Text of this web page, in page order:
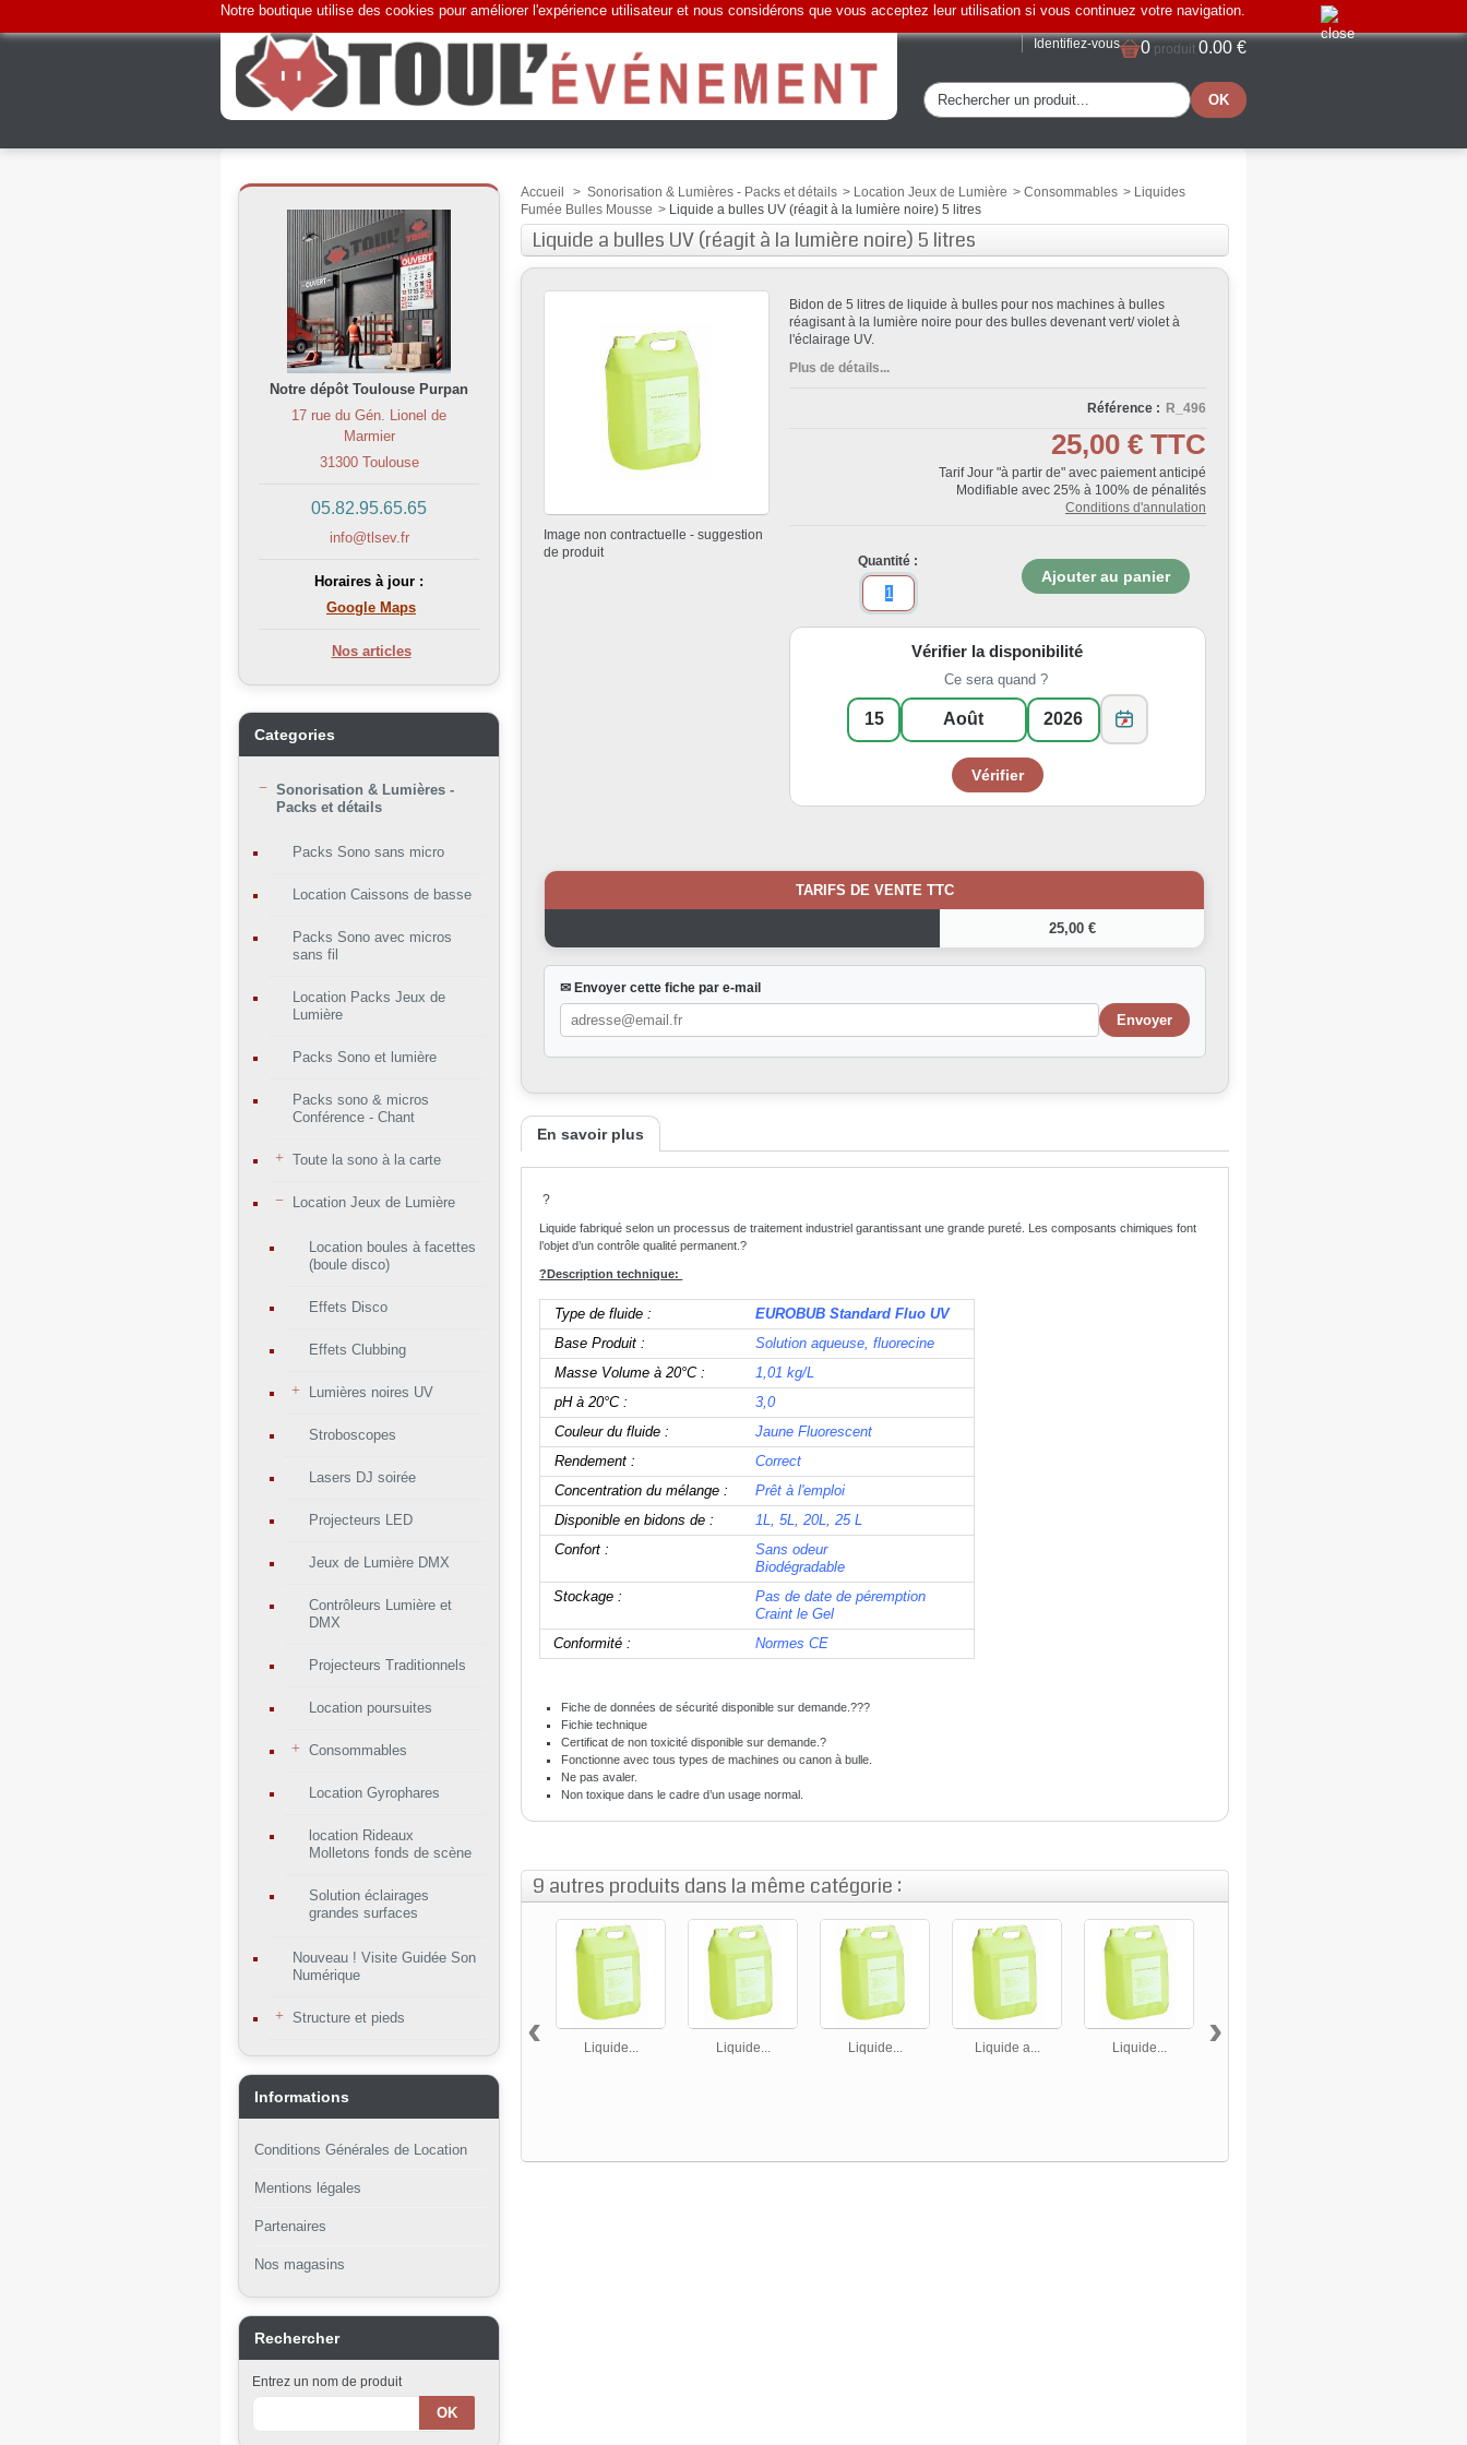
Identifiez-vous 0 produit 0.00 €
Notre boutique utilise des cookies pour améliorer l'expérience utilisateur et nous considérons que vous acceptez leur utilisation si vous continuez votre navigation.
Notre dépôt Toulouse Purpan
17 rue du Gén. Lionel de
Marmier
31300 Toulouse
05.82.95.65.65
info@tlsev.fr
Horaires à jour :
Google Maps
Nos articles
Categories
Sonorisation & Lumières -
Packs et détails
Packs Sono sans micro
Location Caissons de basse
Packs Sono avec micros
sans fil
Location Packs Jeux de
Lumière
Packs Sono et lumière
Packs sono & micros
Conférence - Chant
Toute la sono à la carte
Location Jeux de Lumière
Location boules à facettes
(boule disco)
Effets Disco
Effets Clubbing
Lumières noires UV
Stroboscopes
Lasers DJ soirée
Projecteurs LED
Jeux de Lumière DMX
Contrôleurs Lumière et
DMX
Projecteurs Traditionnels
Location poursuites
Consommables
Location Gyrophares
location Rideaux
Molletons fonds de scène
Solution éclairages
grandes surfaces
Nouveau ! Visite Guidée Son
Numérique
Structure et pieds
Informations
Conditions Générales de Location
Mentions légales
Partenaires
Nos magasins
Rechercher
Entrez un nom de produit
Accueil > Sonorisation & Lumières - Packs et détails > Location Jeux de Lumière > Consommables > Liquides
Fumée Bulles Mousse > Liquide a bulles UV (réagit à la lumière noire) 5 litres
Liquide a bulles UV (réagit à la lumière noire) 5 litres
Image non contractuelle - suggestion
de produit
Bidon de 5 litres de liquide à bulles pour nos machines à bulles
réagisant à la lumière noire pour des bulles devenant vert/ violet à
l'éclairage UV.
Plus de détails...
Référence : R_496
25,00 € TTC
Tarif Jour "à partir de" avec paiement anticipé
Modifiable avec 25% à 100% de pénalités
Conditions d'annulation
Quantité :
Vérifier la disponibilité
Ce sera quand ?
TARIFS DE VENTE TTC
25,00 €
✉ Envoyer cette fiche par e-mail
En savoir plus
?
Liquide fabriqué selon un processus de traitement industriel garantissant une grande pureté. Les composants chimiques font
l’objet d’un contrôle qualité permanent.?
?Description technique:
Type de fluide :
EUROBUB Standard Fluo UV
Base Produit :
Solution aqueuse, fluorecine
Masse Volume à 20°C :
1,01 kg/L
pH à 20°C :
3,0
Couleur du fluide :
Jaune Fluorescent
Rendement :
Correct
Concentration du mélange :
Prêt à l'emploi
Disponible en bidons de :
1L, 5L, 20L, 25 L
Confort :
Sans odeur
Biodégradable
Stockage :
Pas de date de péremption
Craint le Gel
Conformité :
Normes CE
Fiche de données de sécurité disponible sur demande.???
Fichie technique
Certificat de non toxicité disponible sur demande.?
Fonctionne avec tous types de machines ou canon à bulle.
Ne pas avaler.
Non toxique dans le cadre d’un usage normal.
9 autres produits dans la même catégorie :
Liquide... Liquide... Liquide... Liquide a... Liquide...
‹ ›